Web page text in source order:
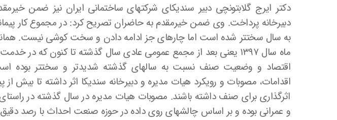
دکتر ایرج گلابتونچی دبیر سندیکای شرکتهای ساختمانی ایران نیز ضمن
دبیرخانه پرداخت. وی ضمن خیرمقدم به حاضران تصریح کرد: در مجموع کار
به سال سخت­تر شده است اما چاره­ای جز ادامه دادن و سخت کوشی نیست.
ماه سال ۱۳۹۷ یعنی بعد از مجمع عمومی عادی سال گذشته تا کنون که در
اقتصاد و وضعیت صنف نسبت به سالهای گذشته شدیدتر و سخت­تر بوده
اقدامات، مصوبات و رویکرد هیات مدیره و دبیرخانه سندیکا اثر داشته تا بیش
اثرگذاری برای صنف داشته باشند. مصوبات هیات مدیره در سال گذشته در
و عمرانی بوده و بر اساس چالش­های روی داده در حوزه صنعت احداث با رصد